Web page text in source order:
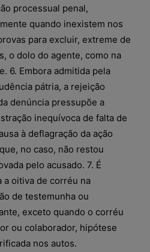
processual penal,
quando inexistem nos
para excluir, extreme de
o dolo do agente, como na
6. Embora admitida pela
pátria, a rejeição
denúncia pressupõe a
inequívoca de falta de
à deflagração da ação
no caso, não restou
pelo acusado. 7. É
a oitiva de corréu na
de testemunha ou
exceto quando o corréu
ou colaborador, hipótese
nos autos.